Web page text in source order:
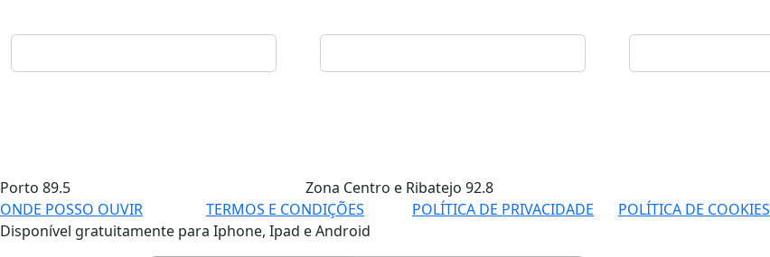
Porto 89.5 Zona Centro e Ribatejo 92.8
ONDE POSSO OUVIR
TERMOS E CONDIÇÕES POLÍTICA DE PRIVACIDADE POLÍTICA DE COOKIES
Disponível gratuitamente para Iphone, Ipad e Android